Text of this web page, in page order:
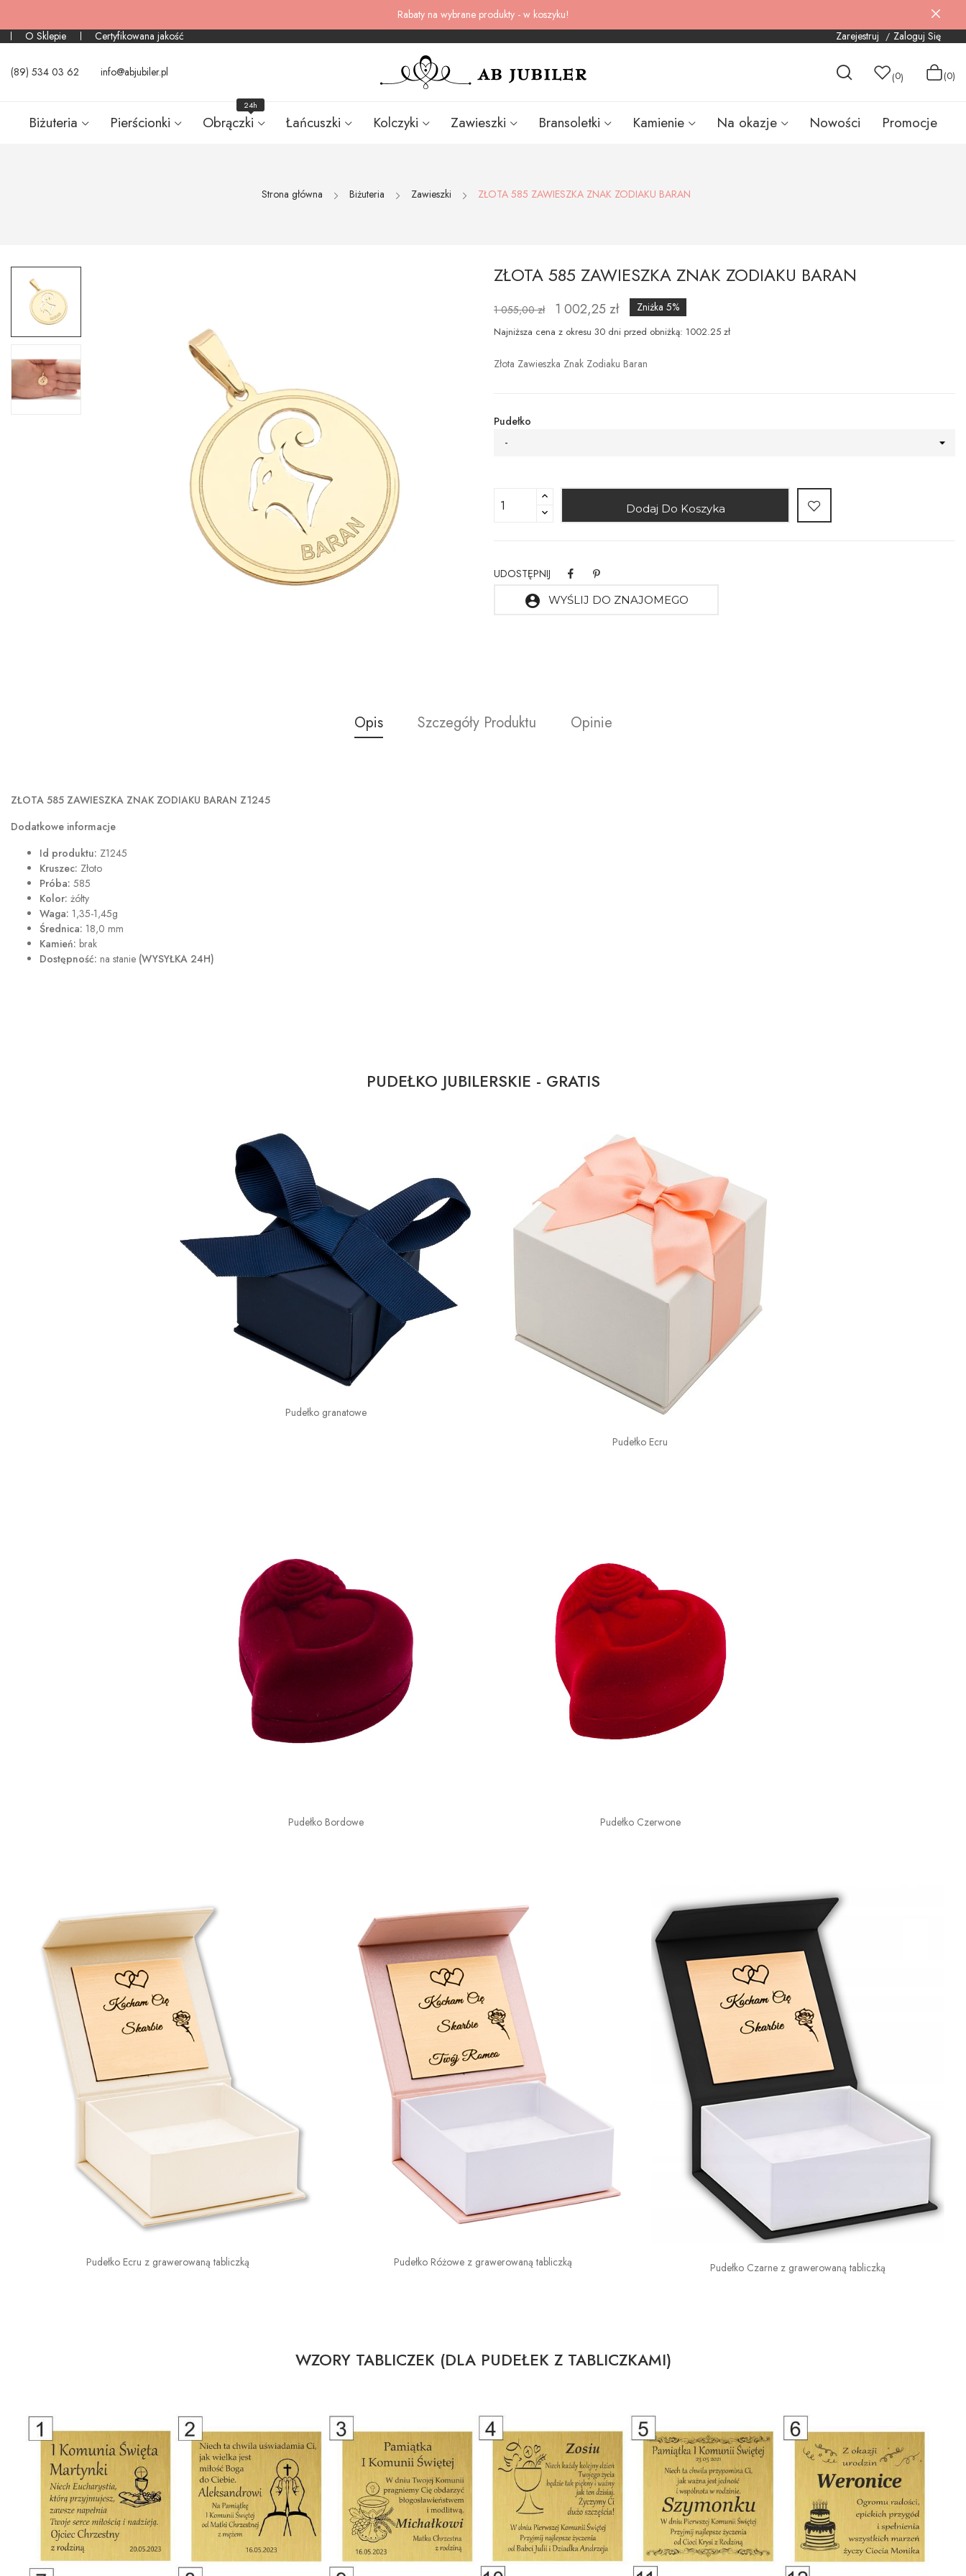
Rabaty na wybrane produkty - w koszyku!
O Sklepie
Certyfikowana jakość Zarejestruj Zaloguj Się
(89) 534 03 62 info@abjubiler.pl (0) (0)
Biżuteria Pierścionki Obrączki
24h
Łańcuszki Kolczyki Zawieszki Bransoletki Kamienie Na okazje Nowości Promocje
Strona główna Biżuteria Zawieszki ZŁOTA 585 ZAWIESZKA ZNAK ZODIAKU BARAN
ZŁOTA 585 ZAWIESZKA ZNAK ZODIAKU BARAN
1 055,00 zł 1 002,25 zł Zniżka 5%
Najniższa cena z okresu 30 dni przed obniżką: 1002.25 zł
Złota Zawieszka Znak Zodiaku Baran
Pudełko
-
Dodaj Do Koszyka
UDOSTĘPNIJ
account_circle WYŚLIJ DO ZNAJOMEGO
Opis Szczegóły Produktu Opinie
ZŁOTA 585 ZAWIESZKA ZNAK ZODIAKU BARAN Z1245
Dodatkowe informacje
Id produktu: Z1245
Kruszec: Złoto
Próba: 585
Kolor: żółty
Waga: 1,35-1,45g
Średnica: 18,0 mm
Kamień: brak
Dostępność: na stanie (WYSYŁKA 24H)
PUDEŁKO JUBILERSKIE - GRATIS
Pudełko granatowe
Pudełko Ecru
Pudełko Bordowe Pudełko Czerwone
Pudełko Ecru z grawerowaną tabliczką Pudełko Różowe z grawerowaną tabliczką Pudełko Czarne z grawerowaną tabliczką
WZORY TABLICZEK (DLA PUDEŁEK Z TABLICZKAMI)